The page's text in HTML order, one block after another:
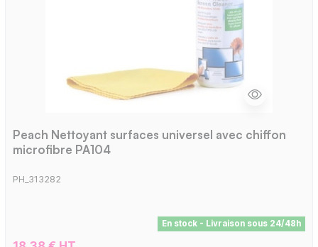
Peach Nettoyant surfaces universel avec chiffon
microfibre PA104
PH_313282
En stock - Livraison sous 24/48h